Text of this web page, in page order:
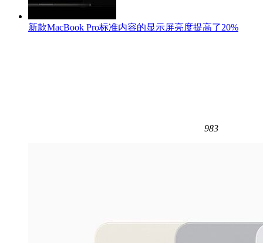
新款MacBook Pro标准内容的显示屏亮度提高了20%
983